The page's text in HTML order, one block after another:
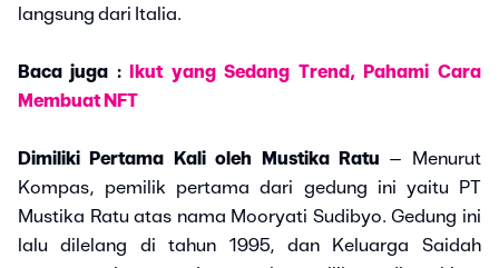
langsung dari Italia.
Baca juga :
Ikut yang Sedang Trend, Pahami Cara
Membuat NFT
Dimiliki Pertama Kali oleh Mustika Ratu – Menurut
Kompas, pemilik pertama dari gedung ini yaitu PT
Mustika Ratu atas nama Mooryati Sudibyo. Gedung ini
lalu dilelang di tahun 1995, dan Keluarga Saidah